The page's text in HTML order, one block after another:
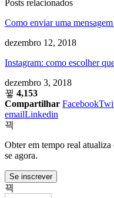
Facebook
uma
janela)
no
(Abre
em
nova
janela)
LinkedIn
uma
janela)
WhatsApp
uma
janela)
uma em
Posts relacionados
Como enviar uma
dezembro 12, 2018
Instagram: como escolher
dezembro 3, 2018
4,153
Compartilhar Facebook
emailLinkedin
Obter em tempo real
se agora.
Se inscrever